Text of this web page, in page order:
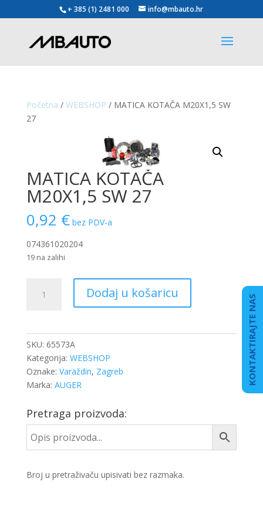
+ 385 (1) 2481 000 info@mbauto.hr
Početna / WEBSHOP / MATICA KOTAČA M20X1,5 SW
27
MATICA KOTAČA
M20X1,5 SW 27
0,92 € bez PDV-a
074361020204
19 na zalihi
KOTAČA
Dodaj u košaricu
SKU: 65573A
Kategorija: WEBSHOP
Oznake: Varaždin, Zagreb
Marka: AUGER
Pretraga proizvoda:
Broj u pretraživaču upisivati bez razmaka.
KONTAKTIRAJTE NAS